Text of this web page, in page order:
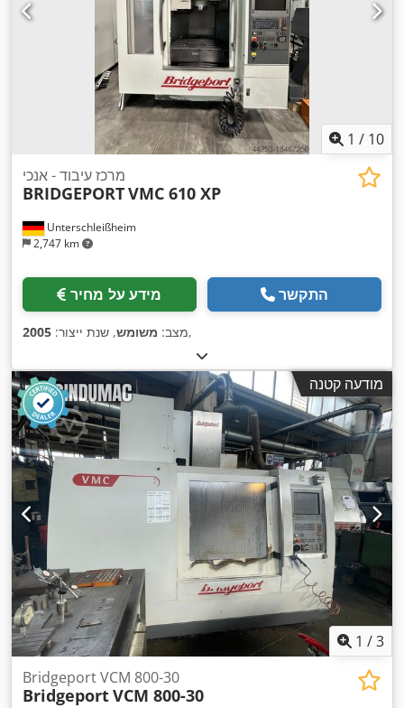
1 / 10
Unterschleißheim
2,747 km
מרכז עיבוד - אנכי
BRIDGEPORTVMC 610 XP
מידע על מחיר התקשר
מצב: משומש, שנת ייצור: 2005 ,
מודעה קטנה
1 /3
Bridgeport VCM 800-30
BridgeportVCM 800-30